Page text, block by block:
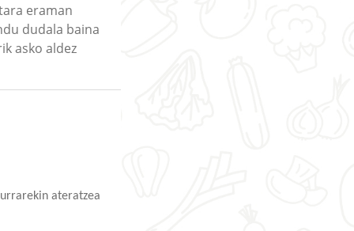
eraman
dudala baina
asko aldez
ateratzea